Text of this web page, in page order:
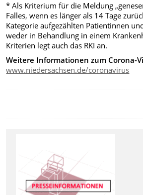
* Als Kriterium für die Meldung
Falles, wenn es länger als 14 Tage
Kategorie aufgezählten Patientinnen
weder in Behandlung in einem
Kriterien legt auch das RKI an.
Weitere Informationen zum Corona-
www.niedersachsen.de/coronavirus